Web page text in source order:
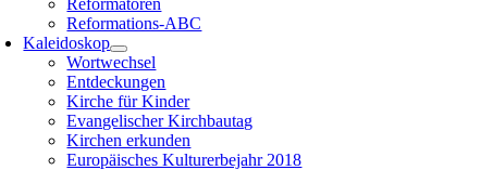
Reformatoren
Reformations-ABC
Kaleidoskop
Wortwechsel
Entdeckungen
Kirche für Kinder
Evangelischer Kirchbautag
Kirchen erkunden
Europäisches Kulturerbejahr 2018